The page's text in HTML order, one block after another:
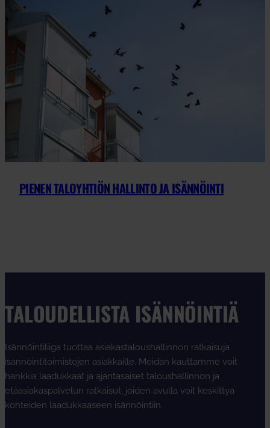
PIENEN TALOYHTIÖN HALLINTO JA ISÄNNÖINTI
TALOUDELLISTA ISÄNNÖINTIÄ
Isännöintiliiga tuottaa asiakastaloushallinnon ratkaisuja
isännöintitoimistojen asiakkaille. Meidän kauttamme voit
hankkia laadukkaat ja ajantasaiset taloushallinnon ja
etäasiakaspalvelun ratkaisut, joiden avulla voit keskittyä
kohteiden laadukkaaseen isännöintiin.